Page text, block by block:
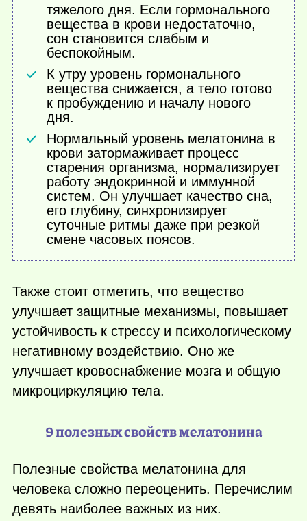
тяжелого дня. Если гормонального
вещества в крови недостаточно,
сон становится слабым и
беспокойным.
К утру уровень гормонального
вещества снижается, а тело готово
к пробуждению и началу нового
дня.
Нормальный уровень мелатонина в
крови затормаживает процесс
старения организма, нормализирует
работу эндокринной и иммунной
систем. Он улучшает качество сна,
его глубину, синхронизирует
суточные ритмы даже при резкой
смене часовых поясов.
Также стоит отметить, что вещество
улучшает защитные механизмы, повышает
устойчивость к стрессу и психологическому
негативному воздействию. Оно же
улучшает кровоснабжение мозга и общую
микроциркуляцию тела.
9 полезных свойств мелатонина
Полезные свойства мелатонина для
человека сложно переоценить. Перечислим
девять наиболее важных из них.